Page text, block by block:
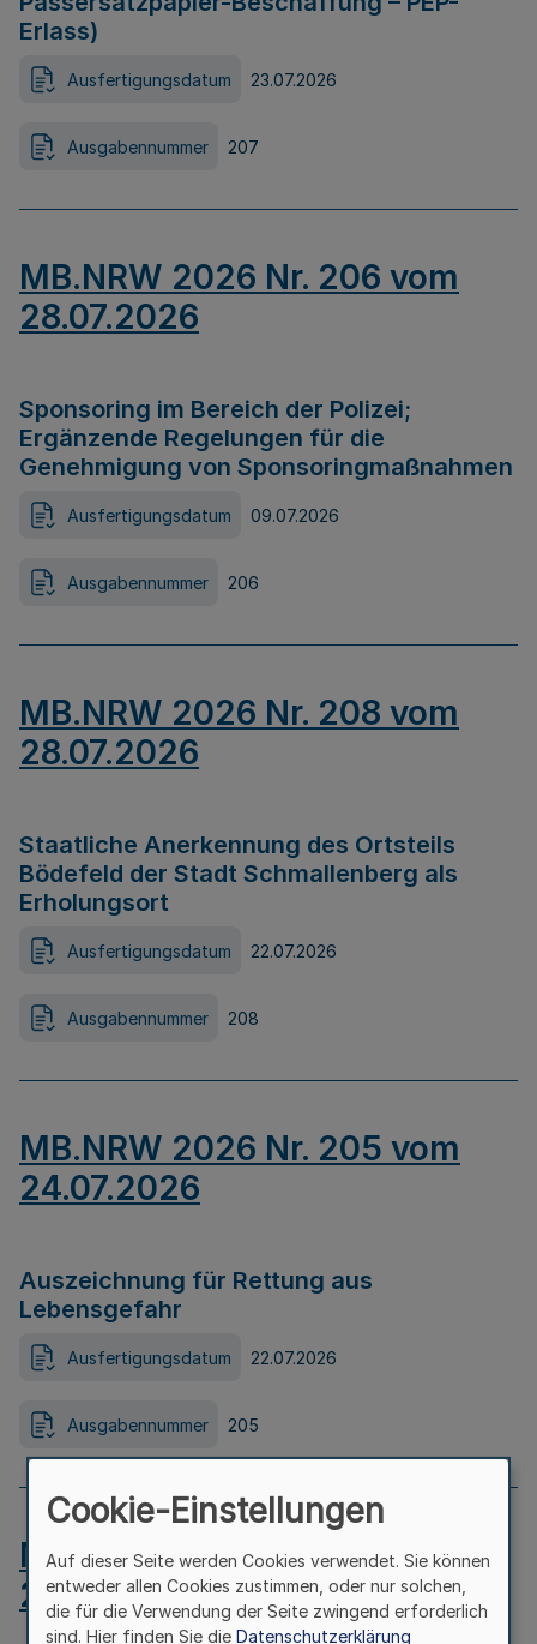
Erlass)
Ausfertigungsdatum 23.07.2026
Ausgabennummer 207
MB.NRW 2026 Nr. 206 vom
28.07.2026
Sponsoring im Bereich der Polizei;
Ergänzende Regelungen für die
Genehmigung von Sponsoringmaßnahmen
Ausfertigungsdatum 09.07.2026
Ausgabennummer 206
MB.NRW 2026 Nr. 208 vom
28.07.2026
Staatliche Anerkennung des Ortsteils
Bödefeld der Stadt Schmallenberg als
Erholungsort
Ausfertigungsdatum 22.07.2026
Ausgabennummer 208
MB.NRW 2026 Nr. 205 vom
24.07.2026
Auszeichnung für Rettung aus
Lebensgefahr
Ausfertigungsdatum 22.07.2026
Ausgabennummer 205
MB.NRW 2026 Nr. 204 vom
24.07.2026
Cookie-Einstellungen
Auf dieser Seite werden Cookies verwendet. Sie können
entweder allen Cookies zustimmen, oder nur solchen,
die für die Verwendung der Seite zwingend erforderlich
sind. Hier finden Sie die Datenschutzerklärung